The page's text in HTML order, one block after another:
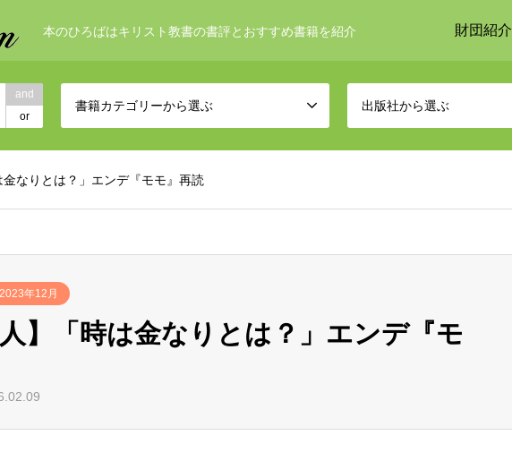
本のひろばはキリスト教書の書評とおすすめ書籍を紹介 財団紹介
and
or
書籍カテゴリーから選ぶ 出版社から選ぶ
金なりとは？」エンデ『モモ』再読
2023年12月
人】「時は金なりとは？」エンデ『モ